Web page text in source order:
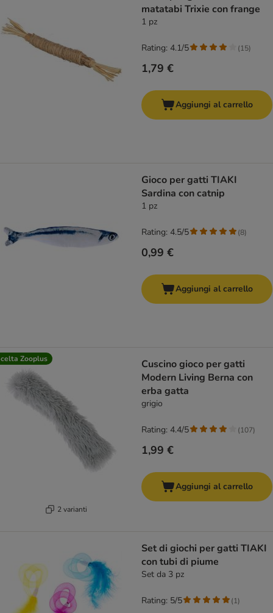
matatabi Trixie con frange
1 pz
1,79 €
Rating: 4.1/5 (15)
Aggiungi al carrello
Gioco per gatti TIAKI
Sardina con catnip
1 pz
0,99 €
Rating: 4.5/5 (8)
Aggiungi al carrello
Zooplus
2 varianti
Cuscino gioco per gatti
Modern Living Berna con
erba gatta
grigio
1,99 €
Rating: 4.4/5 (107)
Aggiungi al carrello
Set di giochi per gatti TIAKI
con tubi di piume
Set da 3 pz
Rating: 5/5 (1)